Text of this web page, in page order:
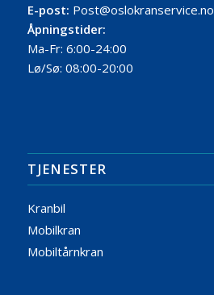
E-post: Post@oslokranservice.no
Åpningstider:
Ma-Fr: 6:00-24:00
Lø/Sø: 08:00-20:00
TJENESTER
Kranbil
Mobilkran
Mobiltårnkran